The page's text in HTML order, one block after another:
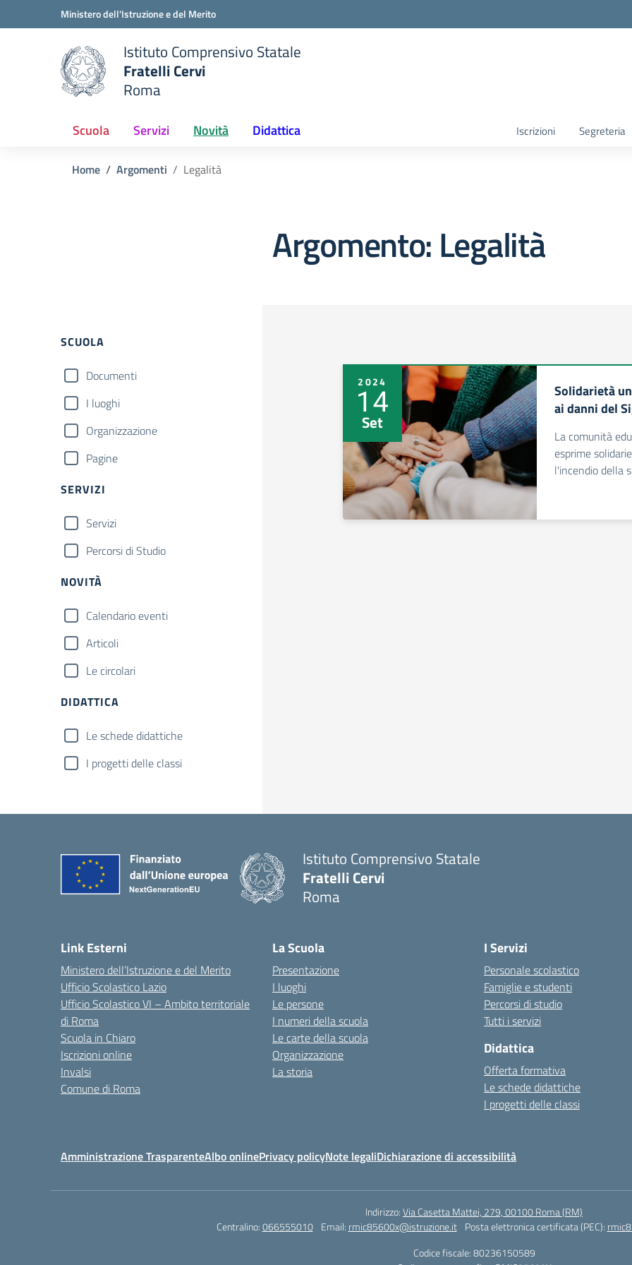
Vai ai contenuti
Vai al menu di navigazioneMinistero dell'Istruzione e del Merito
scuola
Istituto Comprensivo Statale
Fratelli Cervi
Roma
Scuola Servizi Novità Didattica Iscrizioni Segreteria
Home Argomenti Legalità
Argomento: Legalità
Filtri
SCUOLA
Documenti
I luoghi
Organizzazione
Pagine
SERVIZI
Servizi
Percorsi di Studio
NOVITÀ
Calendario eventi
Articoli
Le circolari
DIDATTICA
Le schede didattiche
I progetti delle classi
2024
14
Set
Solidarietà
ai danni del
La comunità
esprime
l'incendio della
Istituto Comprensivo Statale
Fratelli Cervi
Roma
Link Esterni
Ministero dell’Istruzione e del Merito
Ufficio Scolastico Lazio
Ufficio Scolastico VI – Ambito territoriale
di Roma
Scuola in Chiaro
Iscrizioni online
Invalsi
Comune di Roma
La Scuola
Presentazione
I luoghi
Le persone
I numeri della scuola
Le carte della scuola
Organizzazione
La storia
I Servizi
Personale scolastico
Famiglie e studenti
Percorsi di studio
Tutti i servizi
Didattica
Offerta formativa
Le schede didattiche
I progetti delle classi
Amministrazione TrasparenteAlbo onlinePrivacy policyNote legaliDichiarazione di accessibilità
Indirizzo:Via Casetta Mattei, 279, 00100 Roma (RM)
Centralino:066555010 Email: rmic85600x@istruzione.it Posta elettronica certificata (PEC):
Codice fiscale: 80236150589